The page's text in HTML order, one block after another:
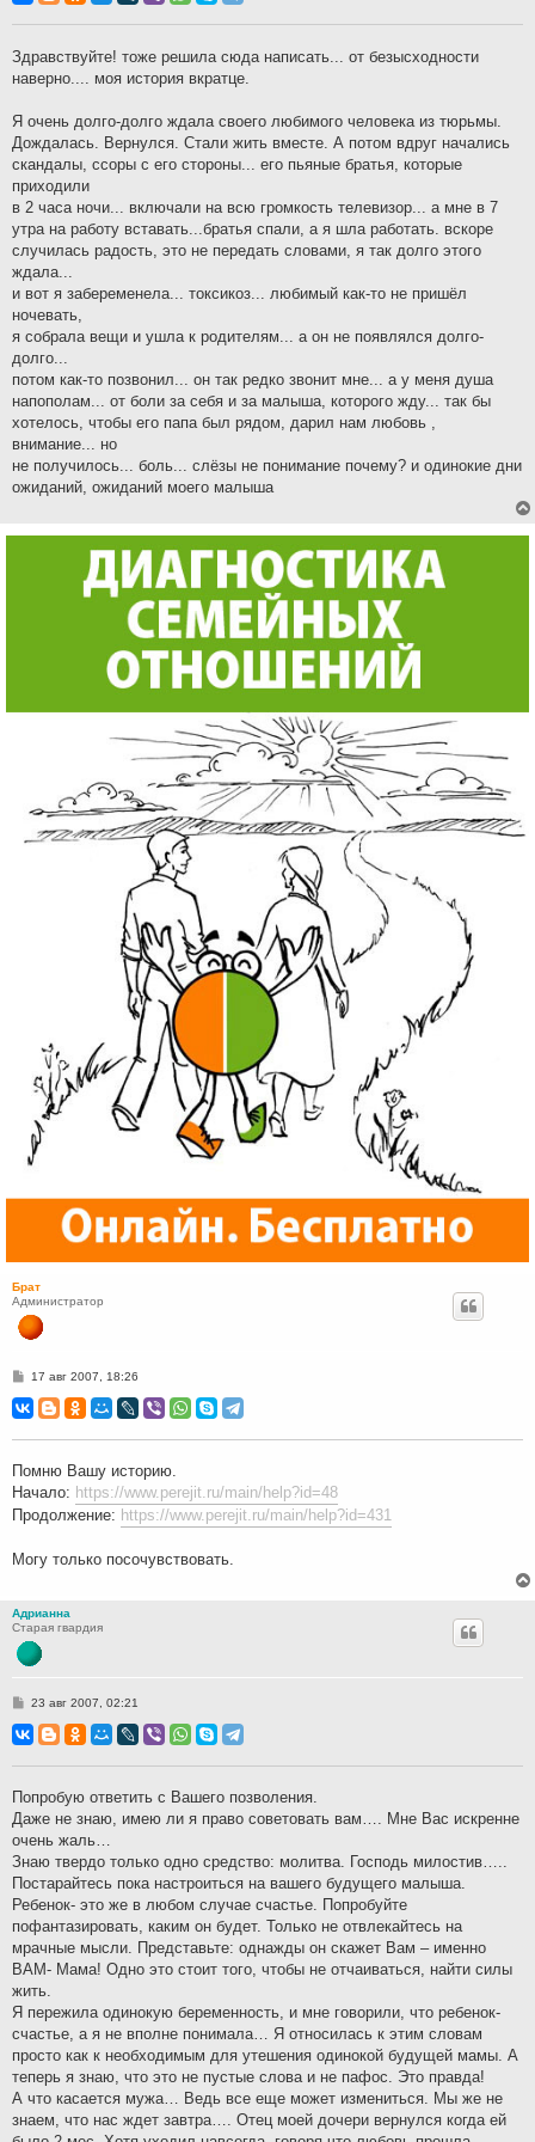
б
и
е
Здравствуйте! тоже решила сюда написать... от безысходности
наверно.... моя история вкратце.
Я очень долго-долго ждала своего любимого человека из тюрьмы.
Дождалась. Вернулся. Стали жить вместе. А потом вдруг начались
скандалы, ссоры с его стороны... его пьяные братья, которые
приходили
в 2 часа ночи... включали на всю громкость телевизор... а мне в 7
утра на работу вставать...братья спали, а я шла работать. вскоре
случилась радость, это не передать словами, я так долго этого
ждала...
и вот я забеременела... токсикоз... любимый как-то не пришёл
ночевать,
я собрала вещи и ушла к родителям... а он не появлялся долго-
долго...
потом как-то позвонил... он так редко звонит мне... а у меня душа
напополам... от боли за себя и за малыша, которого жду... так бы
хотелось, чтобы его папа был рядом, дарил нам любовь ,
внимание... но
не получилось... боль... слёзы не понимание почему? и одинокие дни
ожиданий, ожиданий моего малыша
Брат
Администратор
С
о
б
и
е
17 авг 2007, 18:26
Помню Вашу историю.
Начало: https://www.perejit.ru/main/help?id=48
Продолжение: https://www.perejit.ru/main/help?id=431
Могу только посочувствовать.
Адрианна
Старая гвардия
С
о
б
и
е
23 авг 2007, 02:21
Попробую ответить с Вашего позволения.
Даже не знаю, имею ли я право советовать вам…. Мне Вас искренне
очень жаль…
Знаю твердо только одно средство: молитва. Господь милостив…..
Постарайтесь пока настроиться на вашего будущего малыша.
Ребенок- это же в любом случае счастье. Попробуйте
пофантазировать, каким он будет. Только не отвлекайтесь на
мрачные мысли. Представьте: однажды он скажет Вам – именно
ВАМ- Мама! Одно это стоит того, чтобы не отчаиваться, найти силы
жить.
Я пережила одинокую беременность, и мне говорили, что ребенок-
счастье, а я не вполне понимала… Я относилась к этим словам
просто как к необходимым для утешения одинокой будущей мамы. А
теперь я знаю, что это не пустые слова и не пафос. Это правда!
А что касается мужа… Ведь все еще может измениться. Мы же не
знаем, что нас ждет завтра…. Отец моей дочери вернулся когда ей